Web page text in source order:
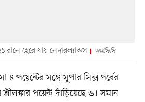
হেরে যায় নেদারল্যান্ডস আইসিসি
৪ পয়েন্টের সঙ্গে সুপার সিক্স পর্বের
পয়েন্ট দাঁড়িয়েছে ৬। সমান